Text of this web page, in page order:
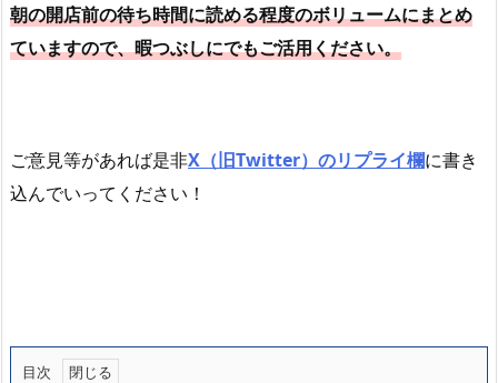
朝の開店前の待ち時間に読める程度のボリュームにまとめ
ていますので、暇つぶしにでもご活用ください。
ご意見等があれば是非X（旧Twitter）のリプライ欄に書き
込んでいってください！
目次